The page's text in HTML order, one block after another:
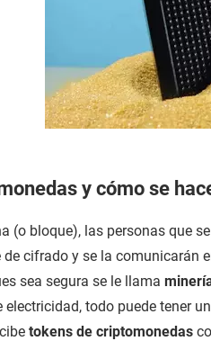
y cómo se
(o bloque), las personas que
cifrado y se la comunicarán
sea segura se le llama
todo puede tener
tokens de criptomonedas